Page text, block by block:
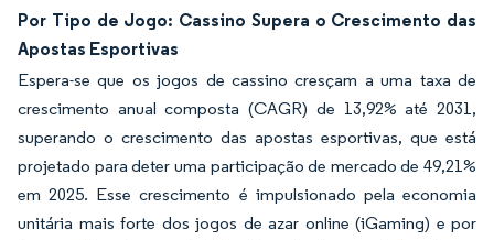
Por Tipo de Jogo: Cassino Supera o Crescimento das
Apostas Esportivas
Espera-se que os jogos de cassino cresçam a uma taxa de
crescimento anual composta (CAGR) de 13,92% até 2031,
superando o crescimento das apostas esportivas, que está
projetado para deter uma participação de mercado de 49,21%
em 2025. Esse crescimento é impulsionado pela economia
unitária mais forte dos jogos de azar online (iGaming) e por